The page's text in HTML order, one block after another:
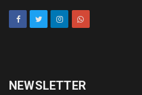
NEWSLETTER